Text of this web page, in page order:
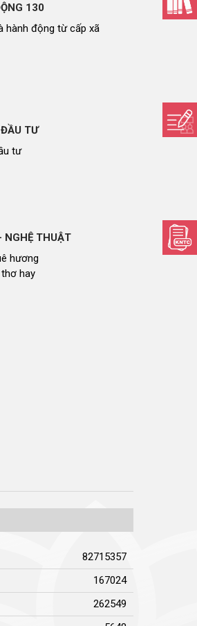
130
hành động từ cấp xã
TƯ
tư
NGHỆ THUẬT
hương
hay
82715357
167024
262549